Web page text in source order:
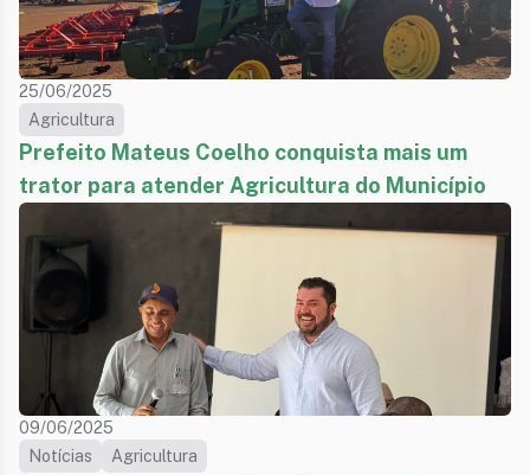
25/06/2025
Agricultura
Prefeito Mateus Coelho conquista mais um
trator para atender Agricultura do Município
09/06/2025
Notícias
Agricultura